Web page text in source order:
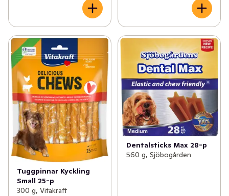
Tuggpinnar Kyckling
Small 25-p
300 g, Vitakraft
Dentalsticks Max 28-p
560 g, Sjöbogården